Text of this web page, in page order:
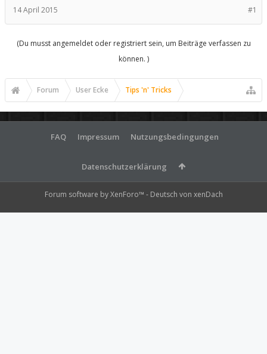
#1
14 April 2015
(Du musst angemeldet oder registriert sein, um Beiträge verfassen zu
können. )
Forum User Ecke Tips 'n' Tricks
FAQ Impressum Nutzungsbedingungen
Datenschutzerklärung
Forum software by XenForo™ - Deutsch von xenDach